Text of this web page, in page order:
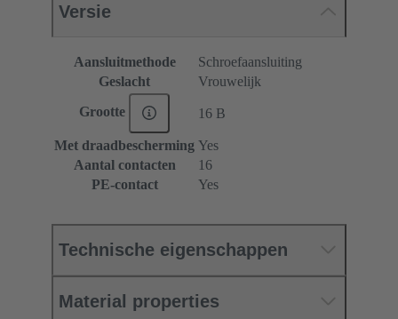
Versie
Aansluitmethode
Schroefaansluiting
Geslacht
Vrouwelijk
Grootte 16 B
Met draadbescherming Yes
Aantal contacten
16
PE-contact
Yes
Technische eigenschappen
Material properties